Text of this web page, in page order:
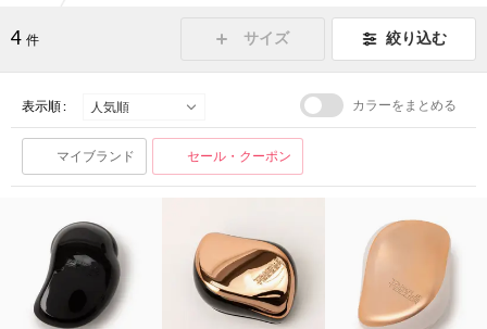
4 件 サイズ 絞り込む
表示順 : カラーをまとめる
マイブランド セール・クーポン